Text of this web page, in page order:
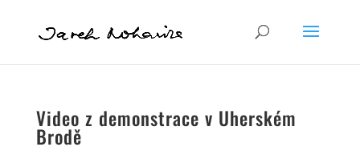
Video z demonstrace v Uherském
Brodě